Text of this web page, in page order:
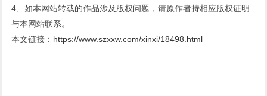
4、如本网站转载的作品涉及版权问题，请原作者持相应版权证明
与本网站联系。
本文链接： https://www.szxxw.com/xinxi/18498.html